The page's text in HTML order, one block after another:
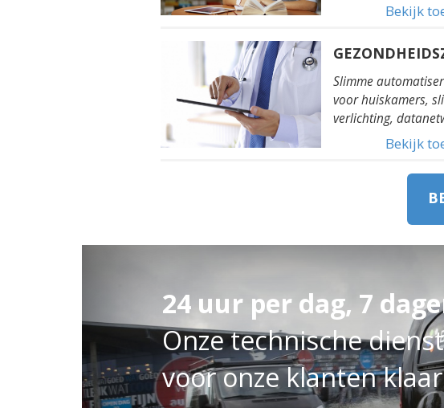
Bekijk
Slimme
voor huiskamers,
verlichting,
Bekijk
24 uur per dag, 7
Onze technische
voor onze klanten klaar